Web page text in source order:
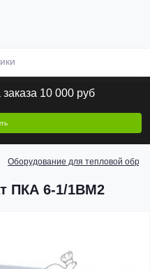
10 000 руб
Оборудование для тепловой
ПКА 6-1/1ВМ2